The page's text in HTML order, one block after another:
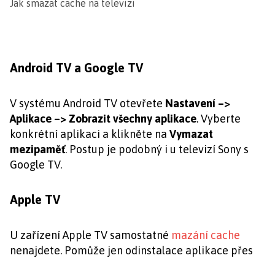
Jak smazat cache na televizi
Android TV a Google TV
V systému Android TV otevřete Nastavení –>
Aplikace –> Zobrazit všechny aplikace. Vyberte
konkrétní aplikaci a klikněte na Vymazat
mezipaměť. Postup je podobný i u televizí Sony s
Google TV.
Apple TV
U zařízení Apple TV samostatné mazání cache
nenajdete. Pomůže jen odinstalace aplikace přes